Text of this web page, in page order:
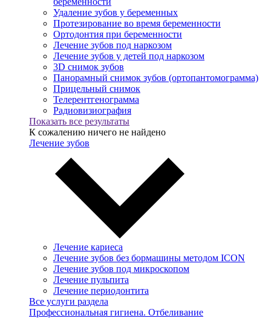
Удаление зубов у беременных
Протезирование во время беременности
Ортодонтия при беременности
Лечение зубов под наркозом
Лечение зубов у детей под наркозом
3D снимок зубов
Панорамный снимок зубов (ортопантомограмма)
Прицельный снимок
Телерентгенограмма
Радиовизиография
Показать все результаты
К сожалению ничего не найдено
Лечение зубов
Лечение кариеса
Лечение зубов без бормашины методом ICON
Лечение зубов под микроскопом
Лечение пульпита
Лечение периодонтита
Все услуги раздела
Профессиональная гигиена. Отбеливание